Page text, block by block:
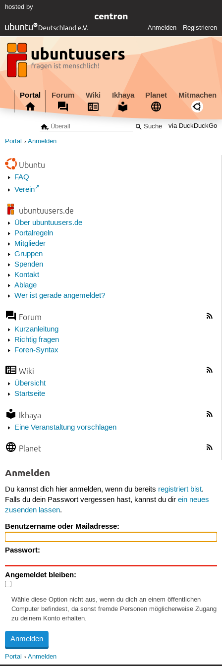
hosted by
Anmelden Registrieren
Portal Forum Wiki Ikhaya Planet Mitmachen
via DuckDuckGo
Portal Anmelden
Ubuntu
FAQ
Verein
ubuntuusers.de
Über ubuntuusers.de
Portalregeln
Mitglieder
Gruppen
Spenden
Kontakt
Ablage
Wer ist gerade angemeldet?
Forum
Kurzanleitung
Richtig fragen
Foren-Syntax
Wiki
Übersicht
Startseite
Ikhaya
Eine Veranstaltung vorschlagen
Planet
Anmelden
Du kannst dich hier anmelden, wenn du bereits registriert bist.
Falls du dein Passwort vergessen hast, kannst du dir ein neues
zusenden lassen.
Benutzername oder Mailadresse:
Passwort:
Angemeldet bleiben:
Wähle diese Option nicht aus, wenn du dich an einem öffentlichen
Computer befindest, da sonst fremde Personen möglicherweise Zugang
zu deinem Konto erhalten.
Portal Anmelden